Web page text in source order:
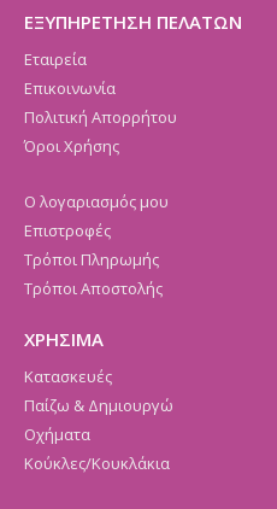
ΕΞΥΠΗΡΕΤΗΣΗ ΠΕΛΑΤΩΝ
Εταιρεία
Επικοινωνία
Πολιτική Απορρήτου
Όροι Χρήσης
Ο λογαριασμός μου
Επιστροφές
Τρόποι Πληρωμής
Τρόποι Αποστολής
ΧΡΗΣΙΜΑ
Κατασκευές
Παίζω & Δημιουργώ
Οχήματα
Κούκλες/Κουκλάκια